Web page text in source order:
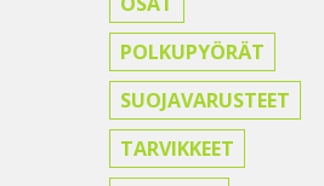
POLKUPYÖRÄT
SUOJAVARUSTEET
TARVIKKEET